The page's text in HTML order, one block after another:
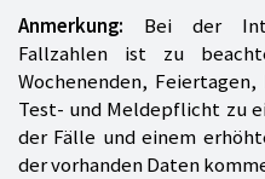
Anmerkung: Bei der
Fallzahlen ist zu
Wochenenden,
Test- und Meldepflicht zu
der Fälle und einem
der vorhanden Daten